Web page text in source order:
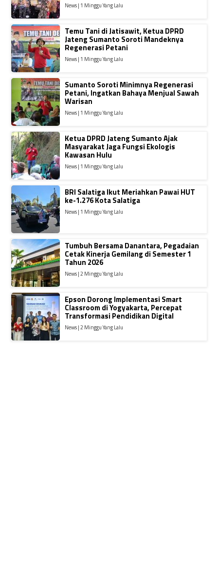
News | 1 Minggu Yang Lalu
Temu Tani di Jatisawit, Ketua DPRD
Jateng Sumanto Soroti Mandeknya
Regenerasi Petani
News | 1 Minggu Yang Lalu
Sumanto Soroti Minimnya Regenerasi
Petani, Ingatkan Bahaya Menjual Sawah
Warisan
News | 1 Minggu Yang Lalu
Ketua DPRD Jateng Sumanto Ajak
Masyarakat Jaga Fungsi Ekologis
Kawasan Hulu
News | 1 Minggu Yang Lalu
BRI Salatiga Ikut Meriahkan Pawai HUT
ke-1.276 Kota Salatiga
News | 1 Minggu Yang Lalu
Tumbuh Bersama Danantara, Pegadaian
Cetak Kinerja Gemilang di Semester 1
Tahun 2026
News | 2 Minggu Yang Lalu
Epson Dorong Implementasi Smart
Classroom di Yogyakarta, Percepat
Transformasi Pendidikan Digital
News | 2 Minggu Yang Lalu